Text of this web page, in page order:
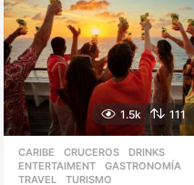
1.5k 111
CARIBE ,CRUCEROS ,DRINKS
ENTERTAIMENT
,GASTRONOMÍA
TRAVEL
,TURISMO